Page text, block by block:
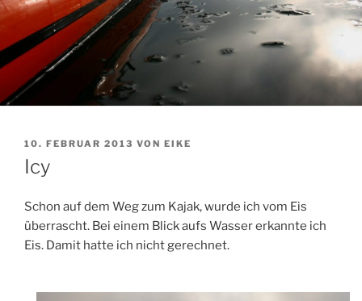
VERÖFFENTLICHT
AM
10. FEBRUAR 2013 VON EIKE
Icy
Schon auf dem Weg zum Kajak, wurde ich vom Eis
überrascht. Bei einem Blick aufs Wasser erkannte ich
Eis. Damit hatte ich nicht gerechnet.